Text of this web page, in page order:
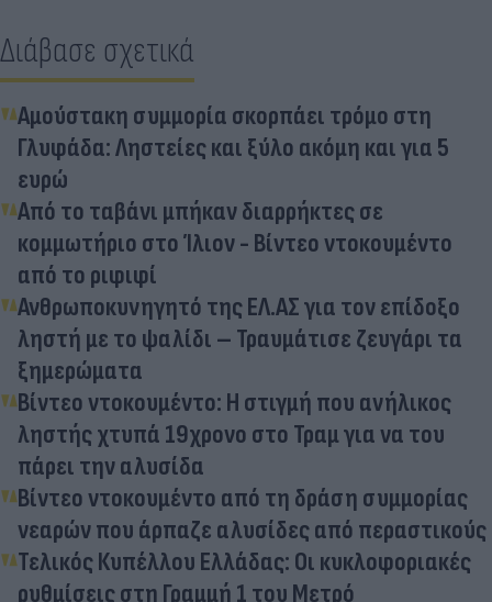
Διάβασε σχετικά
Αμούστακη συμμορία σκορπάει τρόμο στη
Γλυφάδα: Ληστείες και ξύλο ακόμη και για 5
ευρώ
Από το ταβάνι μπήκαν διαρρήκτες σε
κομμωτήριο στο Ίλιον - Βίντεο ντοκουμέντο
από το ριφιφί
Ανθρωποκυνηγητό της ΕΛ.ΑΣ για τον επίδοξο
ληστή με το ψαλίδι – Τραυμάτισε ζευγάρι τα
ξημερώματα
Βίντεο ντοκουμέντο: Η στιγμή που ανήλικος
ληστής χτυπά 19χρονο στο Τραμ για να του
πάρει την αλυσίδα
Βίντεο ντοκουμέντο από τη δράση συμμορίας
νεαρών που άρπαζε αλυσίδες από περαστικούς
Τελικός Κυπέλλου Ελλάδας: Οι κυκλοφοριακές
ρυθμίσεις στη Γραμμή 1 του Μετρό